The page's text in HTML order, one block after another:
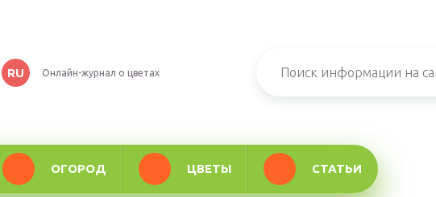
RU Онлайн-журнал о цветах
ОГОРОД ЦВЕТЫ СТАТЬИ